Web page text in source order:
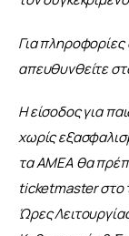
Για πληροφορίες
απευθυνθείτε
Η είσοδος για
χωρίς
τα ΑΜΕΑ θα
ticketmaster στο
Ώρες